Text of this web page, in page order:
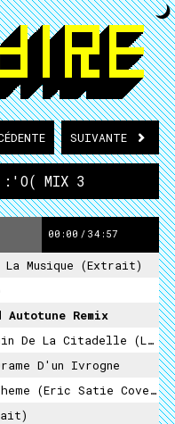
SUIVANTE
:'O( MIX 3
00:00 / 34:57
La Musique (extrait)
Remix
(le Temps Des Cathédrales Vs WOW)
D'un Ivrogne
(Eric Satie Cover) / Les Vrais Émos